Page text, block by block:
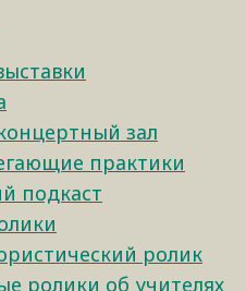
зал
практики
подкаст
ролик
ролики об учителях